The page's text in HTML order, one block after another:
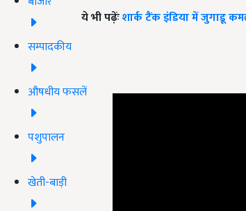
सम्पादकीय
औषधीय फसलें
पशुपालन
खेती-बाड़ी
ये भी पढ़ेंःशार्क टैंक इंडिया में जुगाडू